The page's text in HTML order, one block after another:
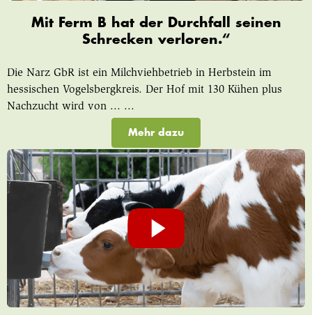
Mit Ferm B hat der Durchfall seinen
Schrecken verloren.“
Die Narz GbR ist ein Milchviehbetrieb in Herbstein im
hessischen Vogelsbergkreis. Der Hof mit 130 Kühen plus
Nachzucht wird von ... ...
Mehr dazu